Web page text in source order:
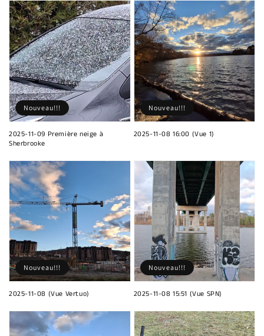
2025-11-09 Première neige à
Sherbrooke
Nouveau!!!
2025-11-08 16:00 (Vue 1)
Nouveau!!!
2025-11-08 (Vue Vertuo)
Nouveau!!!
2025-11-08 15:51 (Vue SPN)
Nouveau!!!